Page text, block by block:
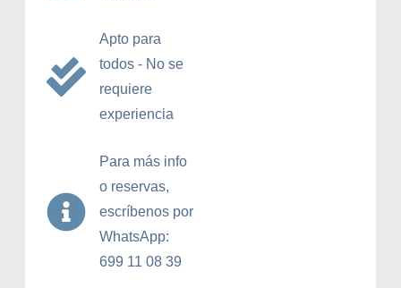
Apto para
todos - No se
requiere
experiencia
Para más info
o reservas,
escríbenos por
WhatsApp:
699 11 08 39